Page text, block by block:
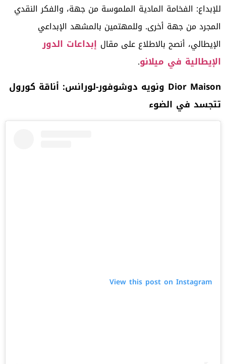
للإبداع: الفخامة المادية الملموسة من جهة، والفكر النقدي
المجرد من جهة أخرى. وللمهتمين بالمشهد الإبداعي
الإيطالي، أنصح بالاطلاع على مقال إبداعات الدور
الإيطالية في ميلانو.
Dior Maison ونويه دوشوفور-لورانس: أناقة كورول
تتجسد في الضوء
View this post on Instagram